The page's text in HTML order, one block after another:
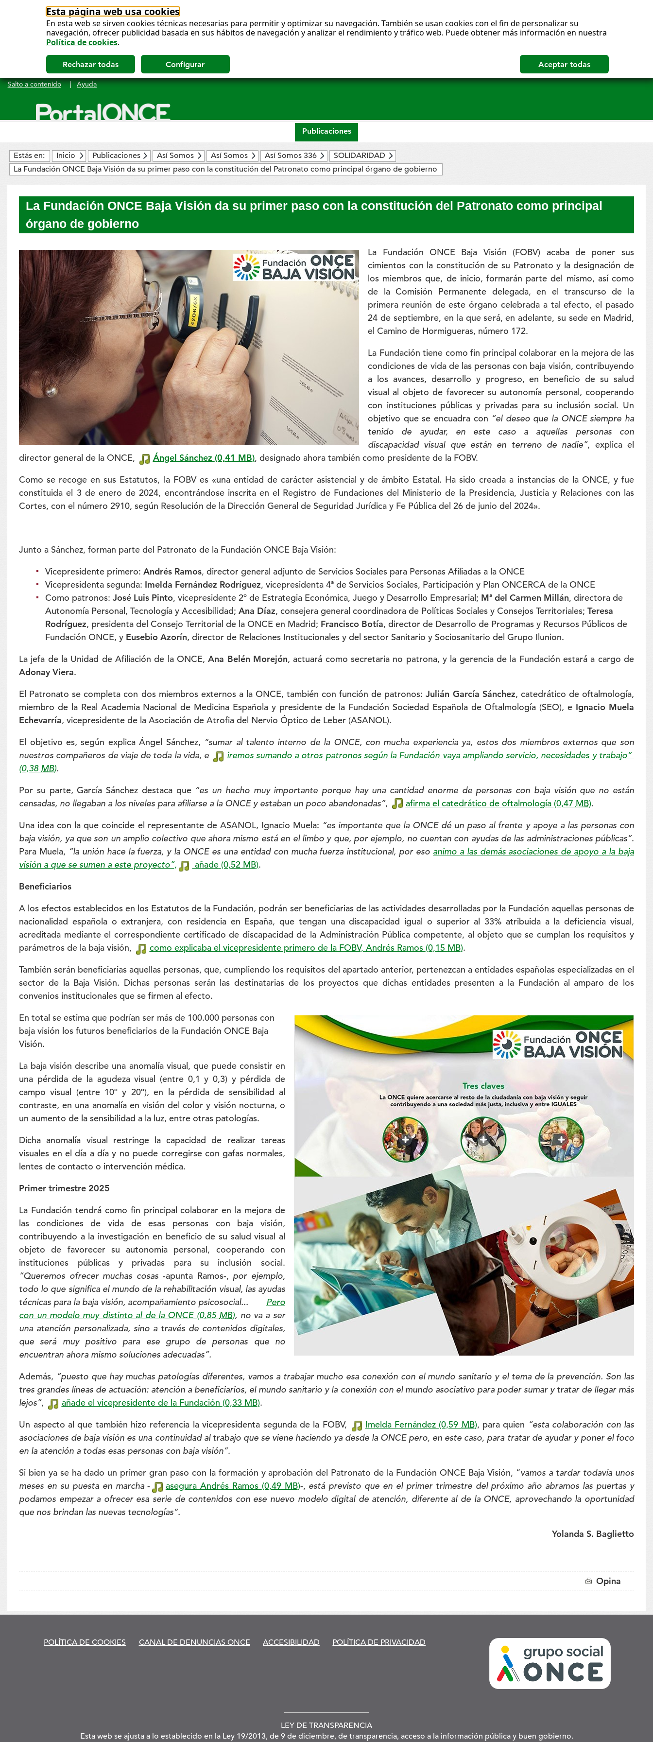
Esta página web usa cookies
En esta web se sirven cookies técnicas necesarias para permitir y optimizar su navegación. También se usan cookies con el fin de personalizar su
navegación, ofrecer publicidad basada en sus hábitos de navegación y analizar el rendimiento y tráfico web. Puede obtener más información en nuestra
Política de cookies.
Salto a contenido | Ayuda
Publicaciones
Estás en: Inicio Publicaciones Así Somos Así Somos Así Somos 336
SOLIDARIDAD
La Fundación ONCE Baja Visión da su primer paso con la constitución del Patronato como principal órgano de gobierno
La Fundación ONCE Baja Visión da su primer paso con la constitución del Patronato como principal
órgano de gobierno
La Fundación ONCE Baja Visión (FOBV) acaba de poner sus
cimientos con la constitución de su Patronato y la designación de
los miembros que, de inicio, formarán parte del mismo, así como
de la Comisión Permanente delegada, en el transcurso de la
primera reunión de este órgano celebrada a tal efecto, el pasado
24 de septiembre, en la que será, en adelante, su sede en Madrid,
el Camino de Hormigueras, número 172.
La Fundación tiene como fin principal colaborar en la mejora de las
condiciones de vida de las personas con baja visión, contribuyendo
a los avances, desarrollo y progreso, en beneficio de su salud
visual al objeto de favorecer su autonomía personal, cooperando
con instituciones públicas y privadas para su inclusión social. Un
objetivo que se encuadra con “el deseo que la ONCE siempre ha
tenido de ayudar, en este caso a aquellas personas con
discapacidad visual que están en terreno de nadie”, explica el
director general de la ONCE,
Ángel Sánchez (0,41 MB), designado ahora también como presidente de la FOBV.
Como se recoge en sus Estatutos, la FOBV es «una entidad de carácter asistencial y de ámbito Estatal. Ha sido creada a instancias de la ONCE, y fue
constituida el 3 de enero de 2024, encontrándose inscrita en el Registro de Fundaciones del Ministerio de la Presidencia, Justicia y Relaciones con las
Cortes, con el número 2910, según Resolución de la Dirección General de Seguridad Jurídica y Fe Pública del 26 de junio del 2024».
Junto a Sánchez, forman parte del Patronato de la Fundación ONCE Baja Visión:
Vicepresidente primero:Andrés Ramos, director general adjunto de Servicios Sociales para Personas Afiliadas a la ONCE
Vicepresidenta segunda: Imelda Fernández Rodríguez, vicepresidenta 4ª de Servicios Sociales, Participación y Plan ONCERCA de la ONCE
Como patronos:José Luis Pinto, vicepresidente 2º de Estrategia Económica, Juego y Desarrollo Empresarial; Mª del Carmen Millán, directora de
Autonomía Personal, Tecnología y Accesibilidad;Ana Díaz, consejera general coordinadora de Políticas Sociales y Consejos Territoriales;Teresa
Rodríguez, presidenta del Consejo Territorial de la ONCE en Madrid; Francisco Botía, director de Desarrollo de Programas y Recursos Públicos de
Fundación ONCE, y Eusebio Azorín, director de Relaciones Institucionales y del sector Sanitario y Sociosanitario del Grupo Ilunion.
La jefa de la Unidad de Afiliación de la ONCE,Ana Belén Morejón, actuará como secretaria no patrona, y la gerencia de la Fundación estará a cargo de
Adonay Viera.
El Patronato se completa con dos miembros externos a la ONCE, también con función de patronos:Julián García Sánchez, catedrático de oftalmología,
miembro de la Real Academia Nacional de Medicina Española y presidente de la Fundación Sociedad Española de Oftalmología (SEO), e Ignacio Muela
Echevarría, vicepresidente de la Asociación de Atrofia del Nervio Óptico de Leber (ASANOL).
El objetivo es, según explica Ángel Sánchez, “sumar al talento interno de la ONCE, con mucha experiencia ya, estos dos miembros externos que son
nuestros compañeros de viaje de toda la vida, e
iremos sumando a otros patronos según la Fundación vaya ampliando servicio, necesidades y trabajo”
(0,38 MB).
Por su parte, García Sánchez destaca que “es un hecho muy importante porque hay una cantidad enorme de personas con baja visión que no están
censadas, no llegaban a los niveles para afiliarse a la ONCE y estaban un poco abandonadas”, afirma el catedrático de oftalmología (0,47 MB).
Una idea con la que coincide el representante de ASANOL, Ignacio Muela: “es importante que la ONCE dé un paso al frente y apoye a las personas con
baja visión, ya que son un amplio colectivo que ahora mismo está en el limbo y que, por ejemplo, no cuentan con ayudas de las administraciones públicas”.
Para Muela, “la unión hace la fuerza, y la ONCE es una entidad con mucha fuerza institucional, por eso animo a las demás asociaciones de apoyo a la baja
visión a que se sumen a este proyecto”,
añade (0,52 MB).
Beneficiarios
A los efectos establecidos en los Estatutos de la Fundación, podrán ser beneficiarias de las actividades desarrolladas por la Fundación aquellas personas de
nacionalidad española o extranjera, con residencia en España, que tengan una discapacidad igual o superior al 33% atribuida a la deficiencia visual,
acreditada mediante el correspondiente certificado de discapacidad de la Administración Pública competente, al objeto que se cumplan los requisitos y
parámetros de la baja visión,
como explicaba el vicepresidente primero de la FOBV, Andrés Ramos (0,15 MB).
También serán beneficiarias aquellas personas, que, cumpliendo los requisitos del apartado anterior, pertenezcan a entidades españolas especializadas en el
sector de la Baja Visión. Dichas personas serán las destinatarias de los proyectos que dichas entidades presenten a la Fundación al amparo de los
convenios institucionales que se firmen al efecto.
En total se estima que podrían ser más de 100.000 personas con
baja visión los futuros beneficiarios de la Fundación ONCE Baja
Visión.
La baja visión describe una anomalía visual, que puede consistir en
una pérdida de la agudeza visual (entre 0,1 y 0,3) y pérdida de
campo visual (entre 10º y 20º), en la pérdida de sensibilidad al
contraste, en una anomalía en visión del color y visión nocturna, o
un aumento de la sensibilidad a la luz, entre otras patologías.
Dicha anomalía visual restringe la capacidad de realizar tareas
visuales en el día a día y no puede corregirse con gafas normales,
lentes de contacto o intervención médica.
Primer trimestre 2025
La Fundación tendrá como fin principal colaborar en la mejora de
las condiciones de vida de esas personas con baja visión,
contribuyendo a la investigación en beneficio de su salud visual al
objeto de favorecer su autonomía personal, cooperando con
instituciones públicas y privadas para su inclusión social.
“Queremos ofrecer muchas cosas -apunta Ramos-, por ejemplo,
todo lo que significa el mundo de la rehabilitación visual, las ayudas
técnicas para la baja visión, acompañamiento psicosocial...
Pero
con un modelo muy distinto al de la ONCE (0,85 MB), no va a ser
una atención personalizada, sino a través de contenidos digitales,
que será muy positivo para ese grupo de personas que no
encuentran ahora mismo soluciones adecuadas”.
Además, “puesto que hay muchas patologías diferentes, vamos a trabajar mucho esa conexión con el mundo sanitario y el tema de la prevención. Son las
tres grandes líneas de actuación: atención a beneficiarios, el mundo sanitario y la conexión con el mundo asociativo para poder sumar y tratar de llegar más
lejos”, añade el vicepresidente de la Fundación (0,33 MB).
Un aspecto al que también hizo referencia la vicepresidenta segunda de la FOBV,
Imelda Fernández (0,59 MB), para quien “esta colaboración con las
asociaciones de baja visión es una continuidad al trabajo que se viene haciendo ya desde la ONCE pero, en este caso, para tratar de ayudar y poner el foco
en la atención a todas esas personas con baja visión”.
Si bien ya se ha dado un primer gran paso con la formación y aprobación del Patronato de la Fundación ONCE Baja Visión, “vamos a tardar todavía unos
meses en su puesta en marcha- asegura Andrés Ramos (0,49 MB)-, está previsto que en el primer trimestre del próximo año abramos las puertas y
podamos empezar a ofrecer esa serie de contenidos con ese nuevo modelo digital de atención, diferente al de la ONCE, aprovechando la oportunidad
que nos brindan las nuevas tecnologías”.
Yolanda S. Baglietto
Opina
POLÍTICA DE COOKIES CANAL DE DENUNCIAS ONCE ACCESIBILIDAD POLÍTICA DE PRIVACIDAD
LEY DE TRANSPARENCIA
Esta web se ajusta a lo establecido en la Ley 19/2013, de 9 de diciembre, de transparencia, acceso a la información pública y buen gobierno.